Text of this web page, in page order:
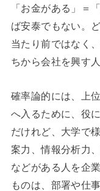
「お金がある」＝
ば安泰でもない。
当たり前ではなく
ちから会社を興す
確率論的には、上
へ入るために、役
だけれど、大学で
案力、情報分析力
などがある人を企
ものは、部署や仕